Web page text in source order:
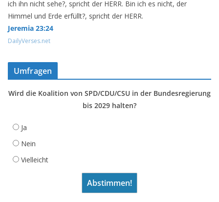
ich ihn nicht sehe?, spricht der HERR. Bin ich es nicht, der
Himmel und Erde erfüllt?, spricht der HERR.
Jeremia 23:24
DailyVerses.net
Umfragen
Wird die Koalition von SPD/CDU/CSU in der Bundesregierung
bis 2029 halten?
Ja
Nein
Vielleicht